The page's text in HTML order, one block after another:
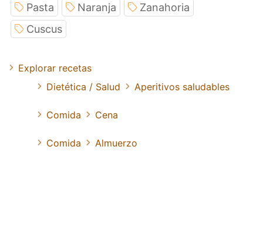
Pasta Naranja
Zanahoria
Cuscus
Explorar recetas
Dietética / Salud
Aperitivos saludables
Comida Cena
Comida Almuerzo